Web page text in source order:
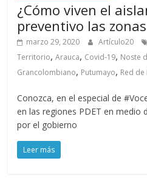
¿Cómo viven el
preventivo las zonas
marzo 29, 2020 Artículo20
Territorio,Arauca, Covid-19, Noste
Grancolombiano, Putumayo, Red
Conozca, en el especial de
en las regiones PDET en medio
por el gobierno
Leer más